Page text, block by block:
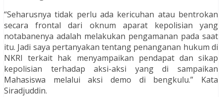
“Seharusnya tidak perlu ada kericuhan atau bentrokan
secara frontal dari oknum aparat kepolisian yang
notabanenya adalah melakukan pengamanan pada saat
itu. Jadi saya pertanyakan tentang penanganan hukum di
NKRI terkait hak menyampaikan pendapat dan sikap
kepolisian terhadap aksi-aksi yang di sampaikan
Mahasiswa melalui aksi demo di bengkulu.” Kata
Siradjuddin.